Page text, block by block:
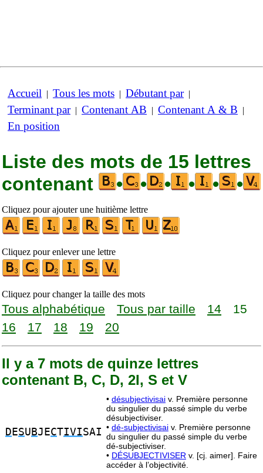
Accueil | Tous les mots | Débutant par|
Terminant par| Contenant AB | Contenant A & B |
En position
Liste des mots de 15 lettres
contenant
• • • • • •
Cliquez pour ajouter une huitième lettre
Cliquez pour enlever une lettre
Cliquez pour changer la taille des mots
Tous alphabétique Tous par taille 14
15
16
17 18 19 20
Il y a 7 mots de quinze lettres
contenant B, C, D, 2I, S et V
D ESU BJECTIVISAI
• désubjectivisai v. Première personne
du singulier du passé simple du verbe
désubjectiviser.
• dé-subjectivisai v. Première personne
du singulier du passé simple du verbe
dé-subjectiviser.
• DÉSUBJECTIVISER v. [cj. aimer]. Faire
accéder à l’objectivité.